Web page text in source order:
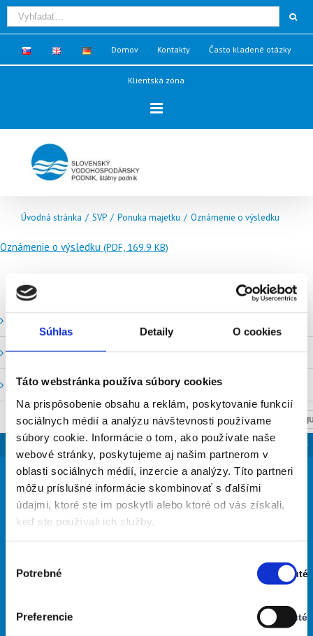
Súhlas Detaily O cookies
Táto webstránka používa súbory cookies
Na prispôsobenie obsahu a reklám, poskytovanie funkcií
sociálnych médií a analýzu návštevnosti používame
súbory cookie. Informácie o tom, ako používate naše
webové stránky, poskytujeme aj našim partnerom v
oblasti sociálnych médií, inzercie a analýzy. Títo partneri
môžu príslušné informácie skombinovať s ďalšími
údajmi, ktoré ste im poskytli alebo ktoré od vás získali,
keď ste používali ich služby.
súhlasu
Potrebné Zapnuté
Stav:
Preferencie
Vypnuté
Stav:
Domov Kontakty Často kladené otázky
Klientská zóna
Úvodná stránka / SVP / Ponuka majetku / Oznámenie o výsledku
Oznámenie o výsledku (PDF, 169.9 KB)
Stavy a prietoky SVP, š. p.
Mapový portál
SLOVENSKO
NASTAV
30°
jasná obloha
33% Vlhkosť vzduchu:
32° 27°